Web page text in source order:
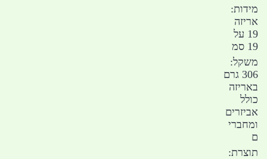
מידות:
אריזה
19 על
19 סמ
משקל:
306 גרם
באריזה
כולל
אביזרים
ומחברי
ם
תוצרת: